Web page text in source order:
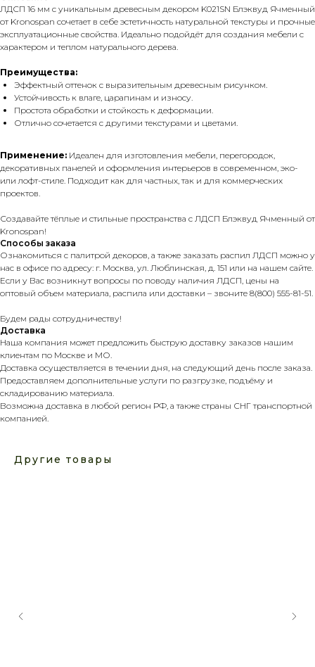
ЛДСП 16 мм с уникальным древесным декором K021SN Блэквуд Ячменный
от Kronospan сочетает в себе эстетичность натуральной текстуры и прочные
эксплуатационные свойства. Идеально подойдёт для создания мебели с
характером и теплом натурального дерева.
Преимущества:
Эффектный оттенок с выразительным древесным рисунком.
Устойчивость к влаге, царапинам и износу.
Простота обработки и стойкость к деформации.
Отлично сочетается с другими текстурами и цветами.
Применение: Идеален для изготовления мебели, перегородок,
декоративных панелей и оформления интерьеров в современном, эко-
или лофт-стиле. Подходит как для частных, так и для коммерческих
проектов.
Создавайте тёплые и стильные пространства с ЛДСП Блэквуд Ячменный от
Kronospan!
Способы заказа
Ознакомиться с палитрой декоров, а также заказать распил ЛДСП можно у
нас в офисе по адресу: г. Москва, ул. Люблинская, д. 151 или на нашем сайте.
Если у Вас возникнут вопросы по поводу наличия ЛДСП, цены на
оптовый объем материала, распила или доставки – звоните 8(800) 555-81-51.
Будем рады сотрудничеству!
Доставка
Наша компания может предложить быструю доставку заказов нашим
клиентам по Москве и МО.
Доставка осуществляется в течении дня, на следующий день после заказа.
Предоставляем дополнительные услуги по разгрузке, подъёму и
складированию материала.
Возможна доставка в любой регион РФ, а также страны СНГ транспортной
компанией.
Другие товары